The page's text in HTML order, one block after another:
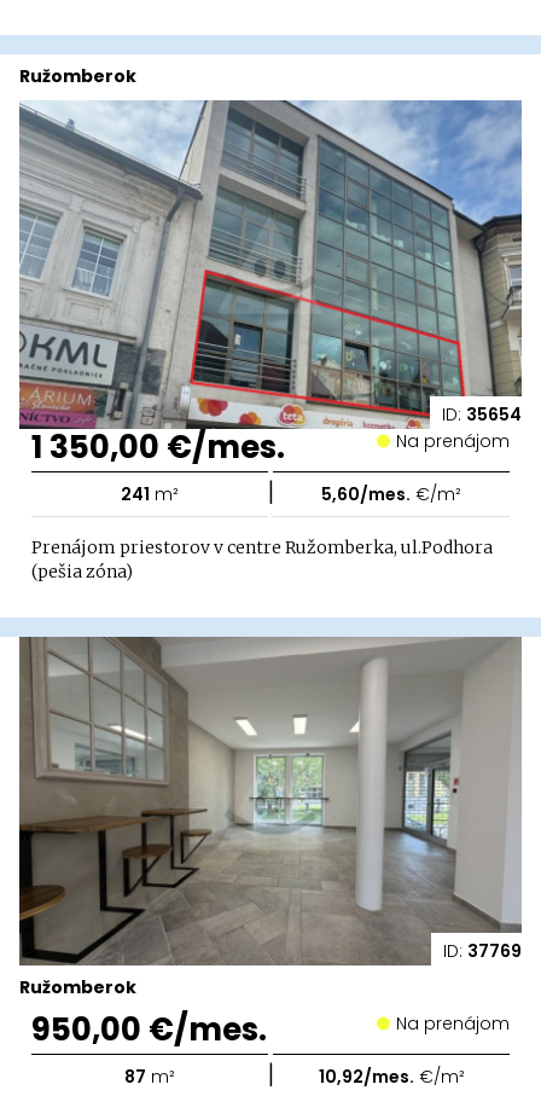
ID: 35654
Ružomberok
1 350,00 €/mes. Na prenájom
241 m² | 5,60/mes. €/m²
Prenájom priestorov v centre Ružomberka, ul.Podhora
(pešia zóna)
ID: 37769
Ružomberok
950,00 €/mes. Na prenájom
87 m² | 10,92/mes. €/m²